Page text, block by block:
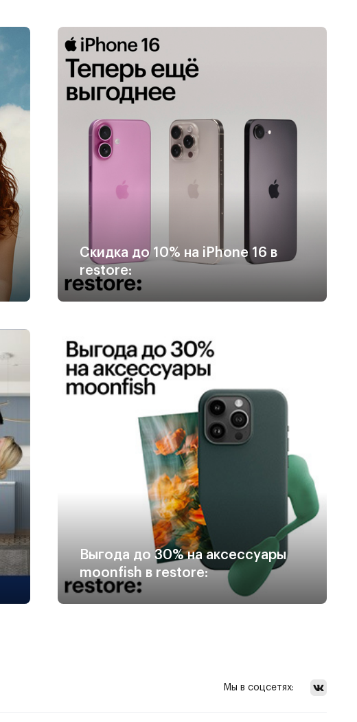
Скидка до 10% на iPhone 16 в
restore:
Выгода до 30% на аксессуары
moonfish в restore:
Мы в соцсетях: